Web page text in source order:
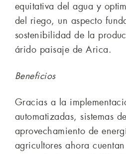
equitativa del agua y
del riego, un aspecto
sostenibilidad de la
árido paisaje de Arica.
Beneficios
Gracias a la
automatizadas, sistemas
aprovechamiento de
agricultores ahora